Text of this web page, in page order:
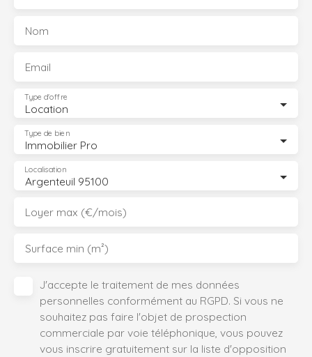
Nom
Email
Location
Type d'offre
Immobilier Pro
Type de bien
Argenteuil 95100
Localisation
Loyer max (€/mois)
Surface min (m²)
J'accepte le traitement de mes données
personnelles conformément au RGPD. Si vous ne
souhaitez pas faire l'objet de prospection
commerciale par voie téléphonique, vous pouvez
vous inscrire gratuitement sur la liste d'opposition